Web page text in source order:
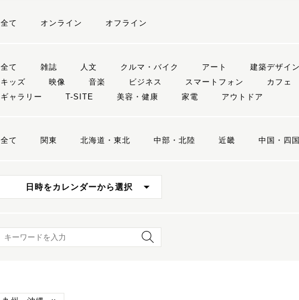
全て オンライン オフライン
全て 雑誌 人文 クルマ・バイク アート 建築デザイン
キッズ
映像 音楽 ビジネス スマートフォン カフェ
ギャラリー
T-SITE 美容・健康 家電 アウトドア
全て 関東 北海道・東北 中部・北陸 近畿 中国・四国
日時をカレンダーから選択
キーワード検索